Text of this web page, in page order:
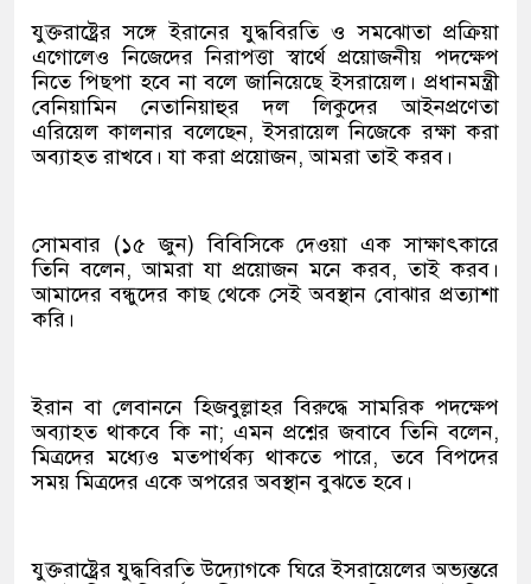
যুক্তরাষ্ট্রের সঙ্গে ইরানের যুদ্ধবিরতি ও সমঝোতা প্রক্রিয়া
এগোলেও নিজেদের নিরাপত্তা স্বার্থে প্রয়োজনীয় পদক্ষেপ
নিতে পিছপা হবে না বলে জানিয়েছে ইসরায়েল। প্রধানমন্ত্রী
বেনিয়ামিন নেতানিয়াহুর দল লিকুদের আইনপ্রণেতা
এরিয়েল কালনার বলেছেন, ইসরায়েল নিজেকে রক্ষা করা
অব্যাহত রাখবে। যা করা প্রয়োজন, আমরা তাই করব।
সোমবার (১৫ জুন) বিবিসিকে দেওয়া এক সাক্ষাৎকারে
তিনি বলেন, আমরা যা প্রয়োজন মনে করব, তাই করব।
আমাদের বন্ধুদের কাছ থেকে সেই অবস্থান বোঝার প্রত্যাশা
করি।
ইরান বা লেবাননে হিজবুল্লাহর বিরুদ্ধে সামরিক পদক্ষেপ
অব্যাহত থাকবে কি না; এমন প্রশ্নের জবাবে তিনি বলেন,
মিত্রদের মধ্যেও মতপার্থক্য থাকতে পারে, তবে বিপদের
সময় মিত্রদের একে অপরের অবস্থান বুঝতে হবে।
যুক্তরাষ্ট্রের যুদ্ধবিরতি উদ্যোগকে ঘিরে ইসরায়েলের অভ্যন্তরে